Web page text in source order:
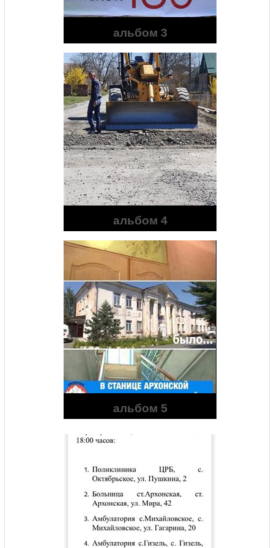
альбом 3
альбом 4
альбом 5